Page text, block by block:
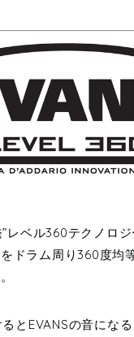
レベル360テクノロジ
ドラム周り360度均
とEVANSの音にな